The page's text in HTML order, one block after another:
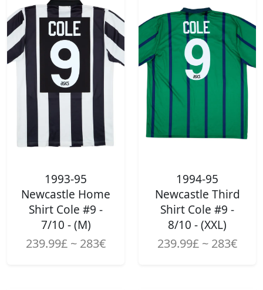
1993-95
Newcastle Home
Shirt Cole #9 -
7/10 - (M)
239.99£ ~ 283€
1994-95
Newcastle Third
Shirt Cole #9 -
8/10 - (XXL)
239.99£ ~ 283€